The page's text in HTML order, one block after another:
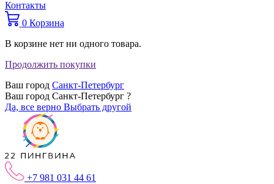
Контакты
0 Корзина
В корзине нет ни одного товара.
Продолжить покупки
Ваш город Санкт-Петербург
Ваш город Санкт-Петербург ?
Да, все верно Выбрать другой
+7 981 031 44 61